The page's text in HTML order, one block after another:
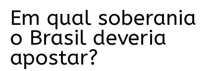
Em qual soberania
o Brasil deveria
apostar?